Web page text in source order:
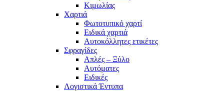
Κιμωλίας
Χαρτιά
Φωτοτυπικό χαρτί
Ειδικά χαρτιά
Αυτοκόλλητες ετικέτες
Σφραγίδες
Απλές – Ξύλο
Αυτόματες
Ειδικές
Λογιστικά Έντυπα